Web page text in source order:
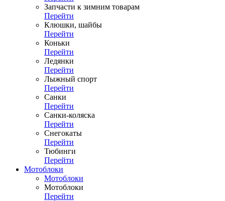
Запчасти к зимним товарам
Перейти
Клюшки, шайбы
Перейти
Коньки
Перейти
Ледянки
Перейти
Лыжный спорт
Перейти
Санки
Перейти
Санки-коляска
Перейти
Снегокаты
Перейти
Тюбинги
Перейти
Мотоблоки
Мотоблоки
Мотоблоки
Перейти